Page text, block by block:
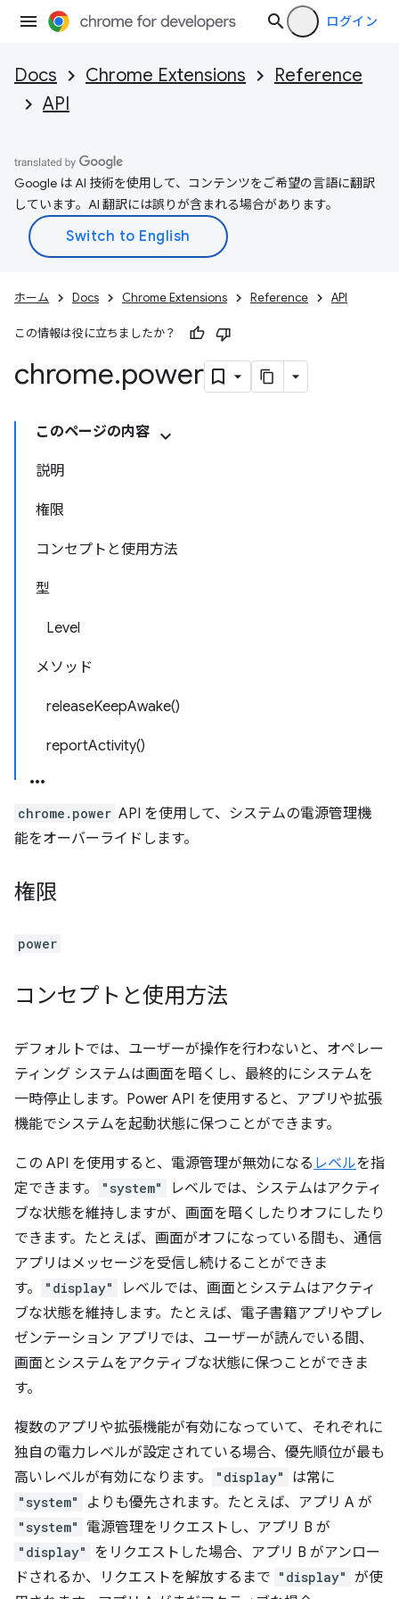
ログイン
Docs Chrome Extensions
Reference
API
Google は AI 技術を使用して、コンテンツをご希望の言語に翻訳
しています。AI 翻訳には誤りが含まれる場合があります。
ホーム Docs Chrome Extensions Reference API
この情報は役に立ちましたか？
chrome.power
このページの内容
説明
権限
コンセプトと使用方法
型
Level
メソッド
releaseKeepAwake()
reportActivity()
chrome.power API を使用して、システムの電源管理機
能をオーバーライドします。
権限
power
コンセプトと使用方法
デフォルトでは、ユーザーが操作を行わないと、オペレー
ティング システムは画面を暗くし、最終的にシステムを
一時停止します。Power API を使用すると、アプリや拡張
機能でシステムを起動状態に保つことができます。
この API を使用すると、電源管理が無効になる レベルを指
定できます。
"system"
レベルでは、システムはアクティ
ブな状態を維持しますが、画面を暗くしたりオフにしたり
できます。たとえば、画面がオフになっている間も、通信
アプリはメッセージを受信し続けることができま
す。
"display"
レベルでは、画面とシステムはアクティ
ブな状態を維持します。たとえば、電子書籍アプリやプレ
ゼンテーション アプリでは、ユーザーが読んでいる間、
画面とシステムをアクティブな状態に保つことができま
す。
複数のアプリや拡張機能が有効になっていて、それぞれに
独自の電力レベルが設定されている場合、優先順位が最も
高いレベルが有効になります。
"display" は常に
"system" よりも優先されます。たとえば、アプリ A が
"system" 電源管理をリクエストし、アプリ B が
"display"
をリクエストした場合、アプリ B がアンロー
ドされるか、リクエストを解放するまで "display" が使